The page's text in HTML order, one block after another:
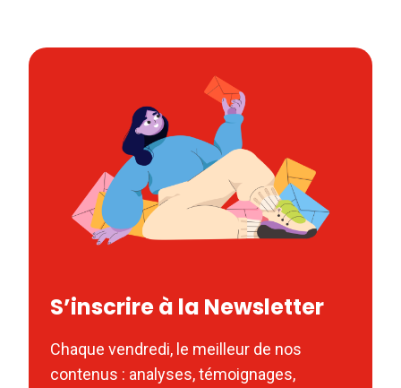
S’inscrire à la Newsletter
Chaque vendredi, le meilleur de nos
contenus : analyses, témoignages,